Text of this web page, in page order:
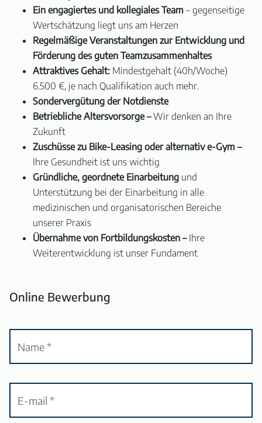
Ein engagiertes und kollegiales Team – gegenseitige
Wertschätzung liegt uns am Herzen
Regelmäßige Veranstaltungen zur Entwicklung und
Förderung des guten Teamzusammenhaltes
Attraktives Gehalt: Mindestgehalt (40h/Woche)
6.500 €, je nach Qualifikation auch mehr.
Sondervergütung der Notdienste
Betriebliche Altersvorsorge –Wir denken an Ihre
Zukunft
Zuschüsse zu Bike-Leasing oder alternativ e-Gym –
Ihre Gesundheit ist uns wichtig
Gründliche, geordnete Einarbeitung und
Unterstützung bei der Einarbeitung in alle
medizinischen und organisatorischen Bereiche
unserer Praxis
Übernahme von Fortbildungskosten – Ihre
Weiterentwicklung ist unser Fundament
Online Bewerbung